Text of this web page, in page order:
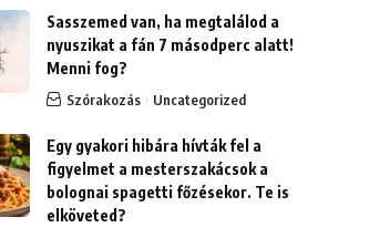
Sasszemed van, ha megtalálod a
nyuszikat a fán 7 másodperc alatt!
Menni fog?
Szórakozás Uncategorized
Egy gyakori hibára hívták fel a
figyelmet a mesterszakácsok a
bolognai spagetti főzésekor. Te is
elköveted?